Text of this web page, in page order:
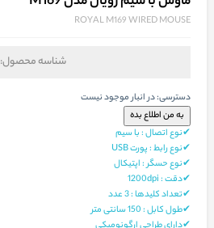
ROYAL M169 WIRED MOUSE
شناسه محصول:
دسترسی:در انبار موجود نیست
✔نوع اتصال : با سیم
✔نوع رابط : پورت USB
✔نوع حسگر : اپتیکال
✔دقت : 1200dpi
✔تعداد کلیدها : 3 عدد
✔طول کابل : 150 سانتی متر